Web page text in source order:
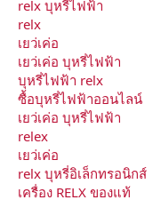
relx บุหรี่ไฟฟ้า
relx
เยว่เค่อ
เยว่เค่อ บุหรี่ไฟฟ้า
บุหรี่ไฟฟ้า relx
ซื้อบุหรี่ไฟฟ้าออนไลน์
เยว่เค่อ บุหรี่ไฟฟ้า
relex
เยว่เค่อ
relx บุหรี่อิเล็กทรอนิกส์
เครื่อง RELX ของแท้